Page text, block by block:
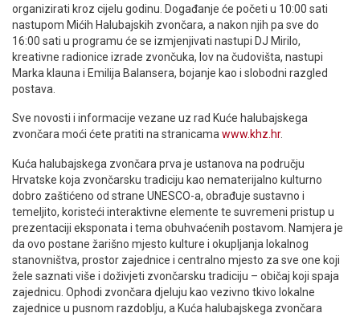
organizirati kroz cijelu godinu. Događanje će početi u 10:00 sati
nastupom Mićih Halubajskih zvončara, a nakon njih pa sve do
16:00 sati u programu će se izmjenjivati nastupi DJ Mirilo,
kreativne radionice izrade zvončuka, lov na čudovišta, nastupi
Marka klauna i Emilija Balansera, bojanje kao i slobodni razgled
postava.
Sve novosti i informacije vezane uz rad Kuće halubajskega
zvončara moći ćete pratiti na stranicamawww.khz.hr.
Kuća halubajskega zvončara prva je ustanova na području
Hrvatske koja zvončarsku tradiciju kao nematerijalno kulturno
dobro zaštićeno od strane UNESCO-a, obrađuje sustavno i
temeljito, koristeći interaktivne elemente te suvremeni pristup u
prezentaciji eksponata i tema obuhvaćenih postavom. Namjera je
da ovo postane žarišno mjesto kulture i okupljanja lokalnog
stanovništva, prostor zajednice i centralno mjesto za sve one koji
žele saznati više i doživjeti zvončarsku tradiciju – običaj koji spaja
zajednicu. Ophodi zvončara djeluju kao vezivno tkivo lokalne
zajednice u pusnom razdoblju, a Kuća halubajskega zvončara